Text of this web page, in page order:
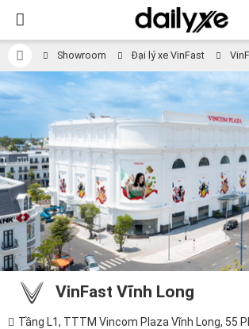
Showroom Đại lý xe VinFast
VinFast Vĩnh Long
Tầng L1, TTTM Vincom Plaza Vĩnh Long, 55